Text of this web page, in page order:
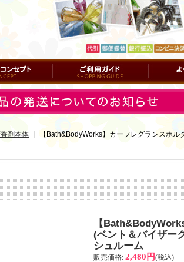
プト ご利用ガイド よくある
剤本体
【Bath&BodyWorks】カーフレグランスホ
【
(ベント＆バイザー
シュルーム
販売価格: 2,480円(税込)